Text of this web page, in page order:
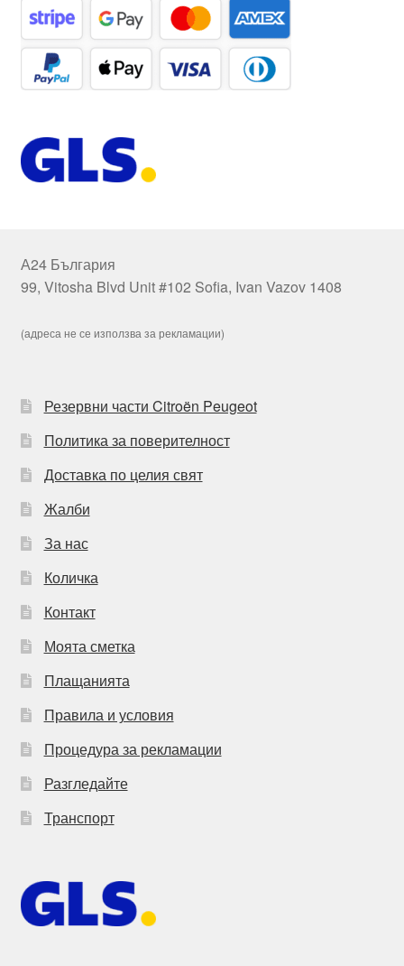
А24 България
99, Vitosha Blvd Unit #102 Sofia, Ivan Vazov 1408
(адреса не се използва за рекламации)
Резервни части Citroën Peugeot
Политика за поверителност
Доставка по целия свят
Жалби
За нас
Количка
Контакт
Моята сметка
Плащанията
Правила и условия
Процедура за рекламации
Разгледайте
Транспорт